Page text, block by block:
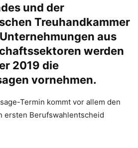
und der
Treuhandkammer
aus
werden
2019 die
vornehmen.
Termin kommt vor allem den
ersten Berufswahlentscheid